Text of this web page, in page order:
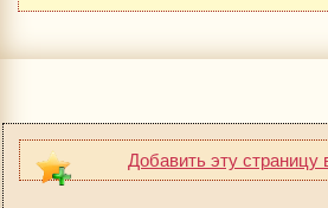
Добавить эту страницу